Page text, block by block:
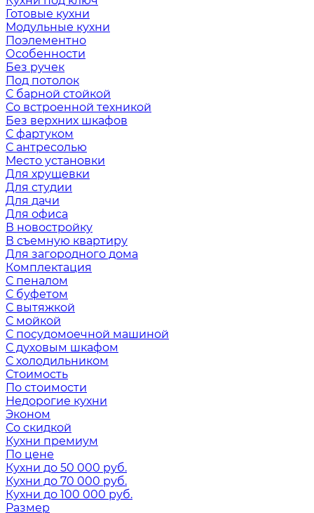
Готовые кухни
Модульные кухни
Поэлементно
Особенности
Без ручек
Под потолок
С барной стойкой
Со встроенной техникой
Без верхних шкафов
С фартуком
С антресолью
Место установки
Для хрущевки
Для студии
Для дачи
Для офиса
В новостройку
В съемную квартиру
Для загородного дома
Комплектация
С пеналом
С буфетом
С вытяжкой
С мойкой
С посудомоечной машиной
С духовым шкафом
С холодильником
Стоимость
По стоимости
Недорогие кухни
Эконом
Со скидкой
Кухни премиум
По цене
Кухни до 50 000 руб.
Кухни до 70 000 руб.
Кухни до 100 000 руб.
Размер